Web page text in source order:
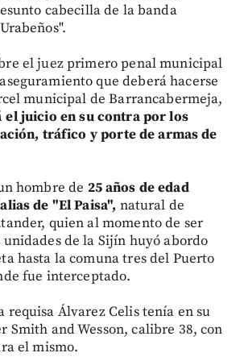
cabecilla de la banda
el juez primero penal municipal
que deberá hacerse
municipal de Barrancabermeja,
el juicio en su contra por los
tráfico y porte de armas de
hombre de 25 años de edad
de "El Paisa", natural de
quien al momento de ser
de la Sijín huyó abordo
hasta la comuna tres del Puerto
fue interceptado.
requisa Álvarez Celis tenía en su
Smith and Wesson, calibre 38, con
el mismo.